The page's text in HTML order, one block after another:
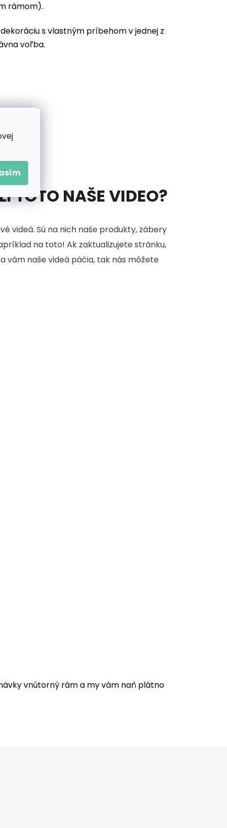
rámom).
s vlastným príbehom v jednej z
voľba.
TOTO NAŠE VIDEO?
videá. Sú na nich naše produkty, zábery
na toto! Ak zaktualizujete stránku,
vám naše videá páčia, tak nás môžete
vnútorný rám a my vám naň plátno